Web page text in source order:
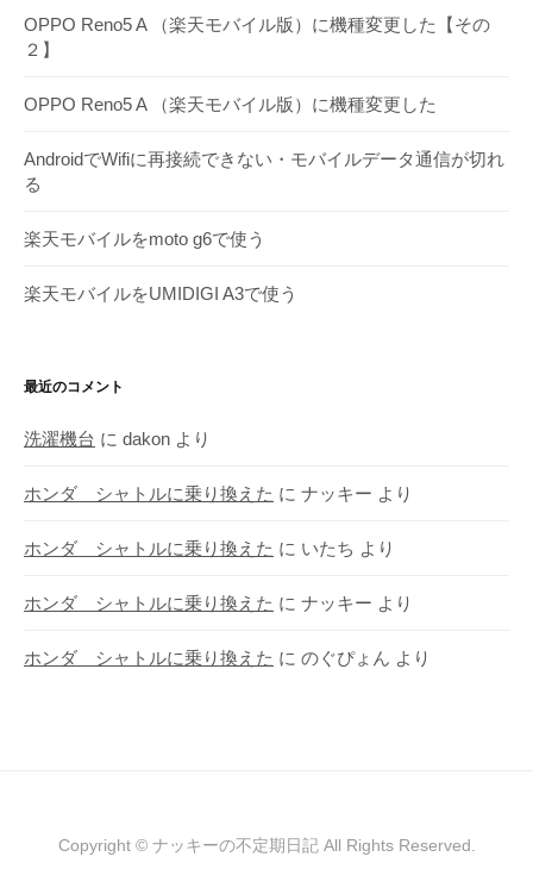
イ
ブ
OPPO Reno5 A （楽天モバイル版）に機種変更した【その
２】
OPPO Reno5 A （楽天モバイル版）に機種変更した
AndroidでWifiに再接続できない・モバイルデータ通信が切れ
る
楽天モバイルをmoto g6で使う
楽天モバイルをUMIDIGI A3で使う
最近のコメント
洗濯機台 に dakon より
ホンダ シャトルに乗り換えた に ナッキー より
ホンダ シャトルに乗り換えた に いたち より
ホンダ シャトルに乗り換えた に ナッキー より
ホンダ シャトルに乗り換えた に のぐぴょん より
Copyright © ナッキーの不定期日記 All Rights Reserved.